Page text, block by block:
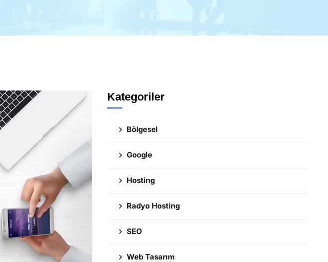
Kategoriler
Bölgesel
Google
Hosting
Radyo Hosting
SEO
Web Tasarım